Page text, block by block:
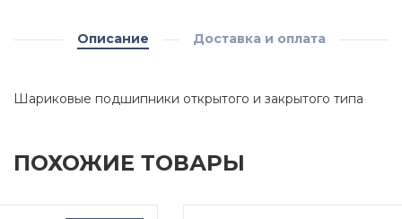
Описание Доставка и оплата
Шариковые подшипники открытого и закрытого типа
ПОХОЖИЕ ТОВАРЫ